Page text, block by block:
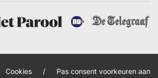
Cookies / Pas consent voorkeuren aan